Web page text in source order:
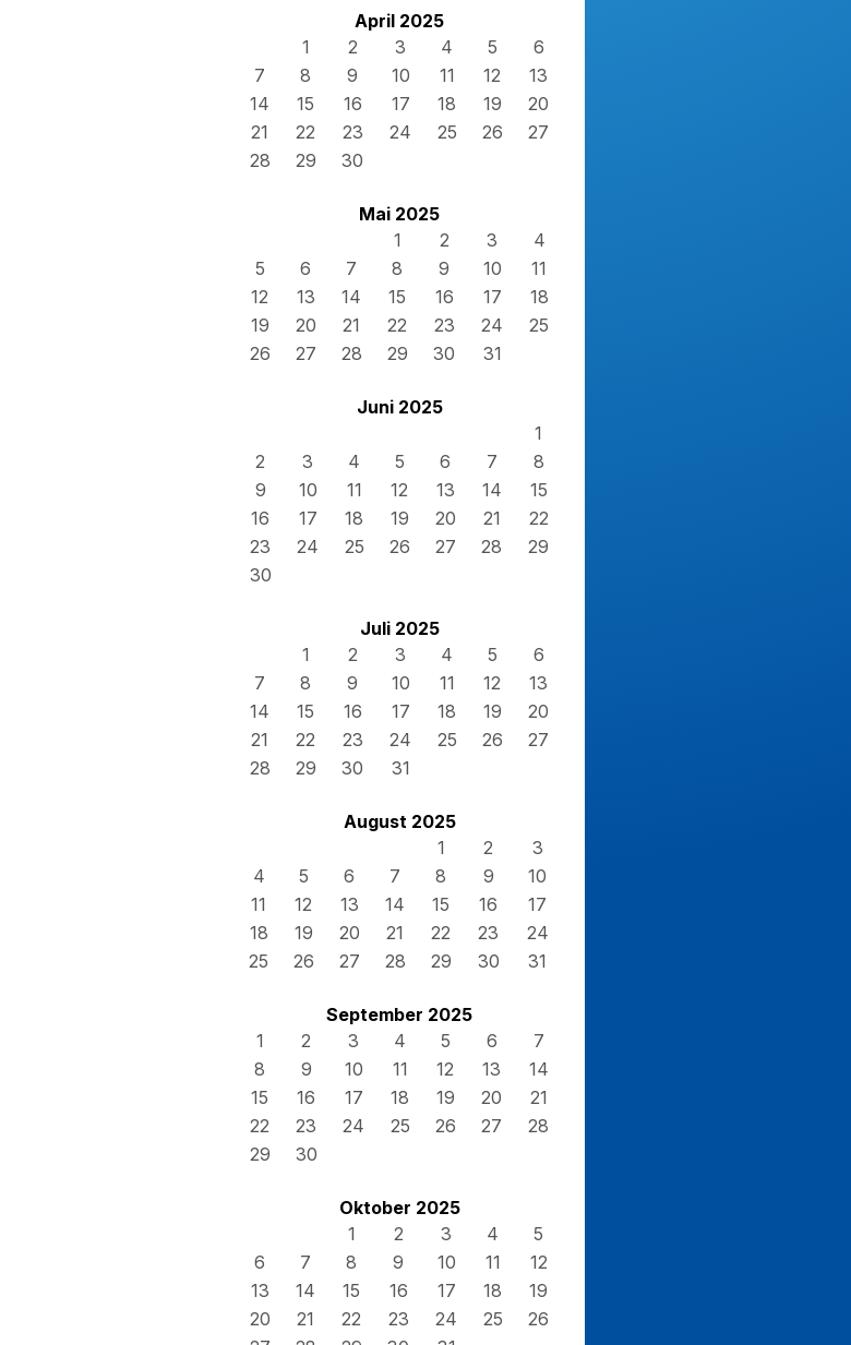
April 2025
1
2 3 4 5
6
7
8 9 10 11 12
13
14
15 16 17 18 19
20
21
22 23 24 25 26
27
28
29 30
Mai 2025
1
2 3
4
5
6 7 8 9 10
11
12
13 14 15 16 17
18
19
20 21 22 23 24
25
26
27 28 29 30 31
Juni 2025
1
2
3 4 5 6 7
8
9
10 11 12 13 14
15
16
17 18 19 20 21
22
23
24 25 26 27 28
29
30
Juli 2025
1
2 3 4 5
6
7
8 9 10 11 12
13
14
15 16 17 18 19
20
21
22 23 24 25 26
27
28
29 30 31
August 2025
1
2
3
4
5 6 7 8 9
10
11
12 13 14 15 16
17
18
19 20 21 22 23
24
25
26 27 28 29 30 31
September 2025
1
2 3 4 5 6
7
8
9 10 11 12 13
14
15
16 17 18 19 20
21
22
23 24 25 26 27
28
29
30
Oktober 2025
1
2 3 4
5
6
7 8 9 10 11
12
13
14 15 16 17 18
19
20
21 22 23 24 25
26